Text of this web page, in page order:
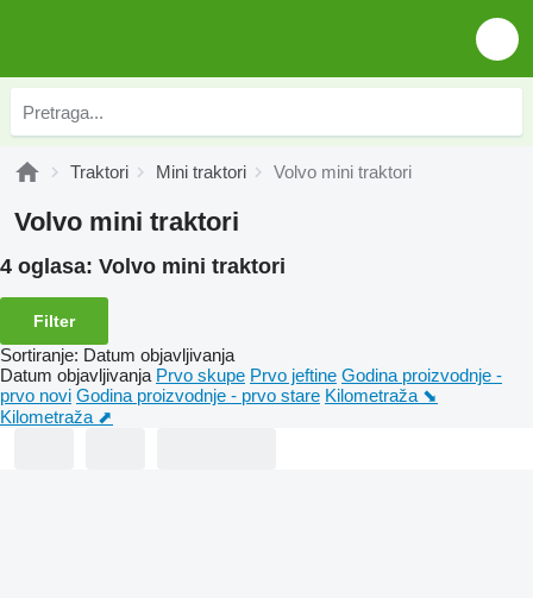
Traktori Mini traktori Volvo mini traktori
Volvo mini traktori
4 oglasa: Volvo mini traktori
Filter
Sortiranje: Datum objavljivanja
Datum objavljivanja Prvo skupe Prvo jeftine Godina proizvodnje -
prvo novi Godina proizvodnje - prvo stare Kilometraža ⬊
Kilometraža ⬈